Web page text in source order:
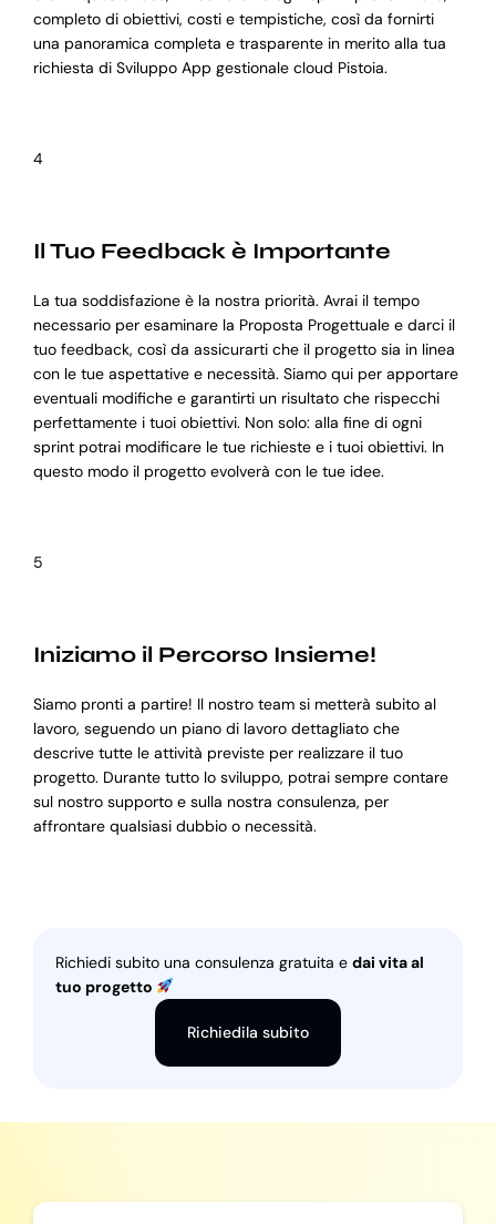
completo di obiettivi, costi e tempistiche, così da fornirti
una panoramica completa e trasparente in merito alla tua
richiesta di Sviluppo App gestionale cloud Pistoia.
4
Il Tuo Feedback è Importante
La tua soddisfazione è la nostra priorità. Avrai il tempo
necessario per esaminare la Proposta Progettuale e darci il
tuo feedback, così da assicurarti che il progetto sia in linea
con le tue aspettative e necessità. Siamo qui per apportare
eventuali modifiche e garantirti un risultato che rispecchi
perfettamente i tuoi obiettivi. Non solo: alla fine di ogni
sprint potrai modificare le tue richieste e i tuoi obiettivi. In
questo modo il progetto evolverà con le tue idee.
5
Iniziamo il Percorso Insieme!
Siamo pronti a partire! Il nostro team si metterà subito al
lavoro, seguendo un piano di lavoro dettagliato che
descrive tutte le attività previste per realizzare il tuo
progetto. Durante tutto lo sviluppo, potrai sempre contare
sul nostro supporto e sulla nostra consulenza, per
affrontare qualsiasi dubbio o necessità.
Richiedi subito una consulenza gratuita e dai vita al
tuo progetto
Richiedila subito